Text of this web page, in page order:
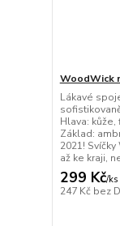
WoodWick
Lákavé
Hlava:
Základ:
2021!
až ke kraji,
299 Kč/ks
247 Kč bez